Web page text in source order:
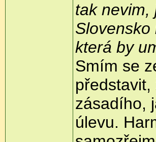
tak nevim,
která by
Smím se
zásadího,
úlevu.